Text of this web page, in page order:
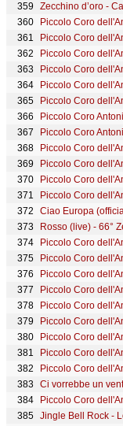
Piccolo Coro
Piccolo Coro
Piccolo Coro
Piccolo Coro
Piccolo Coro
Piccolo Coro